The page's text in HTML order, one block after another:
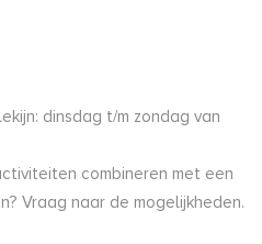
dinsdag t/m zondag van
combineren met een
Vraag naar de mogelijkheden.